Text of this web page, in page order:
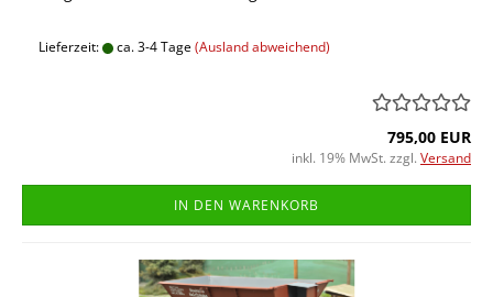
Lieferzeit: ca. 3-4 Tage(Ausland abweichend)
795,00 EUR
inkl. 19% MwSt. zzgl. Versand
IN DEN WARENKORB